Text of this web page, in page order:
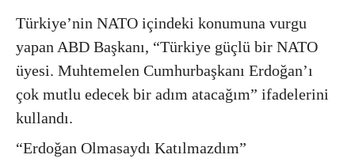
Türkiye’nin NATO içindeki konumuna vurgu
yapan ABD Başkanı, “Türkiye güçlü bir NATO
üyesi. Muhtemelen Cumhurbaşkanı Erdoğan’ı
çok mutlu edecek bir adım atacağım” ifadelerini
kullandı.
“Erdoğan Olmasaydı Katılmazdım”